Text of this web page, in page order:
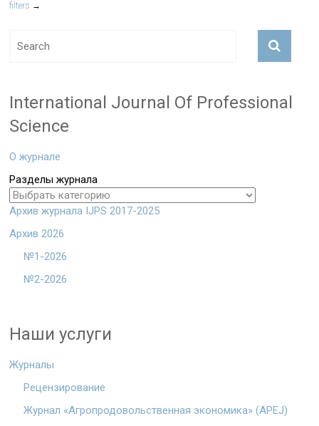
filters →
International Journal Of Professional
Science
О журнале
Разделы журнала
Архив журнала IJPS 2017-2025
Архив 2026
№1-2026
№2-2026
Наши услуги
Журналы
Рецензирование
Журнал «Агропродовольственная экономика» (APEJ)